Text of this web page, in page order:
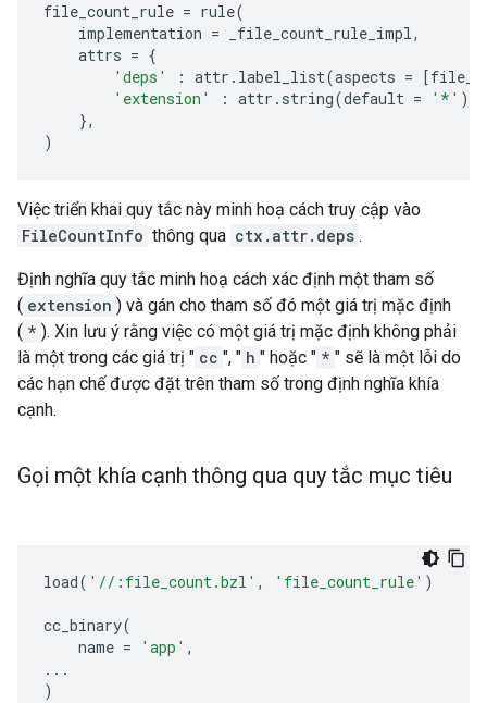
file_count_rule = rule(
implementation = _file_count_rule_impl,
attrs = {
'deps'
: attr . label_list(aspects = [
'extension'
: attr . string(default = '*' ),
},
)
Việc triển khai quy tắc này minh hoạ cách truy cập vào
FileCountInfo thông qua ctx.attr.deps .
Định nghĩa quy tắc minh hoạ cách xác định một tham số
( extension ) và gán cho tham số đó một giá trị mặc định
( * ). Xin lưu ý rằng việc có một giá trị mặc định không phải
là một trong các giá trị " cc ", " h " hoặc " * " sẽ là một lỗi do
các hạn chế được đặt trên tham số trong định nghĩa khía
cạnh.
Gọi một khía cạnh thông qua quy tắc mục tiêu
load( '//:file_count.bzl' , 'file_count_rule' )
cc_binary(
name = 'app' ,
...
)